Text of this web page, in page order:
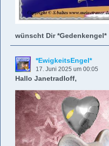
wünscht Dir *Gedenkengel*
*EwigkeitsEngel*
17. Juni 2025 um 00:05
Hallo Janetradloff,